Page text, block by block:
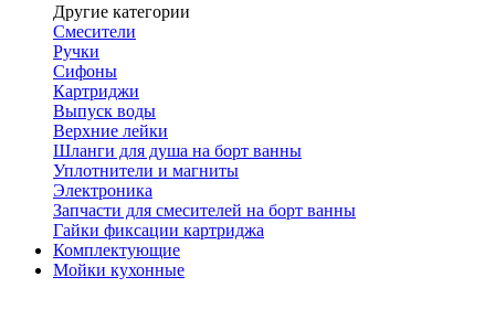
Другие категории
Смесители
Ручки
Сифоны
Картриджи
Выпуск воды
Верхние лейки
Шланги для душа на борт ванны
Уплотнители и магниты
Электроника
Запчасти для смесителей на борт ванны
Гайки фиксации картриджа
Комплектующие
Мойки кухонные